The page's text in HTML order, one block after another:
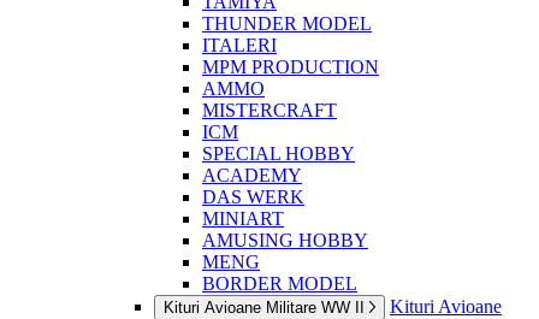
THUNDER MODEL
ITALERI
MPM PRODUCTION
AMMO
MISTERCRAFT
ICM
SPECIAL HOBBY
ACADEMY
DAS WERK
MINIART
AMUSING HOBBY
MENG
BORDER MODEL
Kituri Avioane Militare WW II
Kituri Avioane